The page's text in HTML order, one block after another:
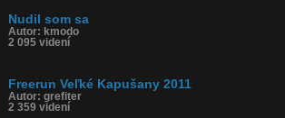
Nudil som sa
Autor: kmodo
2 095 videní
Freerun Veľké Kapušany 2011
Autor: grefiter
2 359 videní